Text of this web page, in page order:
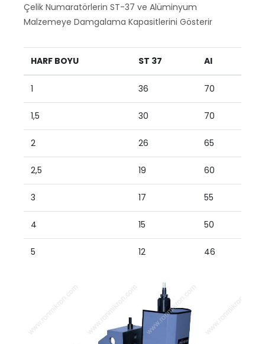
Çelik Numaratörlerin ST-37 ve Alüminyum
Malzemeye Damgalama Kapasitlerini Gösterir
HARF BOYU ST 37 AI
1 36 70
1,5 30 70
2 26 65
2,5 19 60
3 17 55
4 15 50
5 12 46